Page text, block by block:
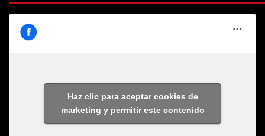
Haz clic para aceptar cookies de
marketing y permitir este contenido